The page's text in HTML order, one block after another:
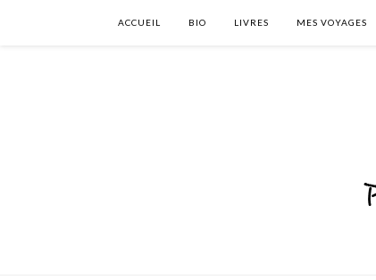
ACCUEIL BIO LIVRES MES VOYAGES